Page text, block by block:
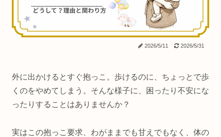
2026/5/11 2026/5/31
外に出かけるとすぐ抱っこ。歩けるのに、ちょっとで歩
くのをやめてしまう。そんな様子に、困ったり不安にな
ったりすることはありませんか？
実はこの抱っこ要求、わがままでも甘えでもなく、体の